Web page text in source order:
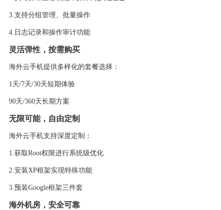
3.支持分组管理、批量操作
4. 日志记录和操作审计功能
灵活弹性，按需购买
海外云手机提供多样化的套餐选择：
1天/7天/30天短期体验
90天/360天长期方案
无限可能，自由定制
海外云手机支持深度定制：
1.获取Root权限进行系统级优化
2.安装XP框架实现特殊功能
3.预装Google框架三件套
海外机房，安全可靠